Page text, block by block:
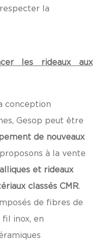
la
les rideaux aux
conception
Gesop peut être
de nouveaux
à la vente
et rideaux
classés CMR.
de fibres de
fil inox, en